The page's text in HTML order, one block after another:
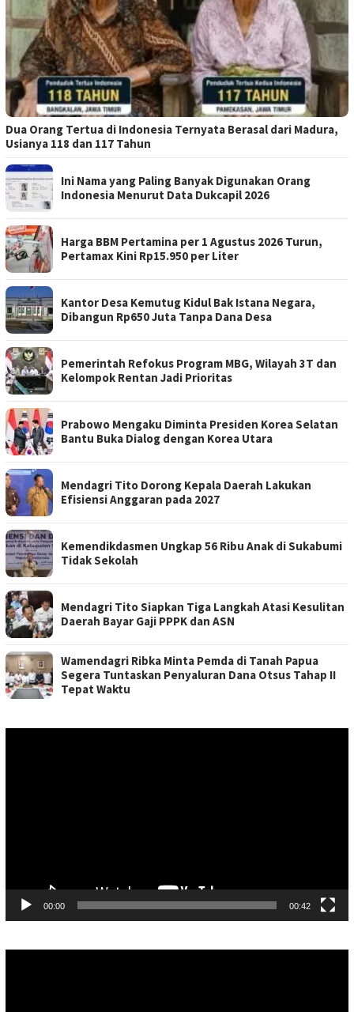
Dua Orang Tertua di Indonesia Ternyata Berasal dari Madura,
Usianya 118 dan 117 Tahun
Ini Nama yang Paling Banyak Digunakan Orang
Indonesia Menurut Data Dukcapil 2026
Harga BBM Pertamina per 1 Agustus 2026 Turun,
Pertamax Kini Rp15.950 per Liter
Kantor Desa Kemutug Kidul Bak Istana Negara,
Dibangun Rp650 Juta Tanpa Dana Desa
Pemerintah Refokus Program MBG, Wilayah 3T dan
Kelompok Rentan Jadi Prioritas
Prabowo Mengaku Diminta Presiden Korea Selatan
Bantu Buka Dialog dengan Korea Utara
Mendagri Tito Dorong Kepala Daerah Lakukan
Efisiensi Anggaran pada 2027
Kemendikdasmen Ungkap 56 Ribu Anak di Sukabumi
Tidak Sekolah
Mendagri Tito Siapkan Tiga Langkah Atasi Kesulitan
Daerah Bayar Gaji PPPK dan ASN
Wamendagri Ribka Minta Pemda di Tanah Papua
Segera Tuntaskan Penyaluran Dana Otsus Tahap II
Tepat Waktu
00:00 00:42